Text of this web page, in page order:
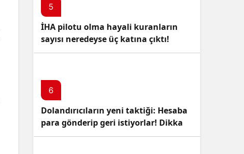
5
İHA pilotu olma hayali kuranların
sayısı neredeyse üç katına çıktı!
6
Dolandırıcıların yeni taktiği: Hesaba
para gönderip geri istiyorlar! Dikkat
Edin!